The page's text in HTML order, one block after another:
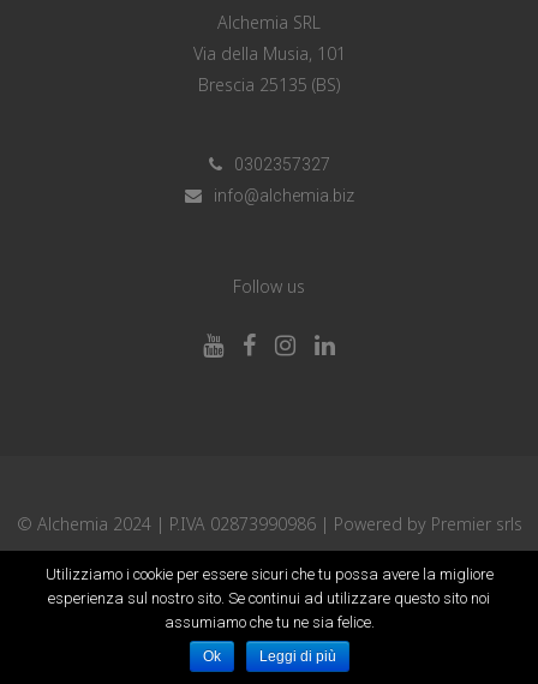
Alchemia SRL
Via della Musia, 101
Brescia 25135 (BS)
0302357327
info@alchemia.biz
Follow us
© Alchemia 2024 | P.IVA 02873990986 | Powered by Premier srls
Italiano
Utilizziamo i cookie per essere sicuri che tu possa avere la migliore
esperienza sul nostro sito. Se continui ad utilizzare questo sito noi
assumiamo che tu ne sia felice.
Ok Leggi di più